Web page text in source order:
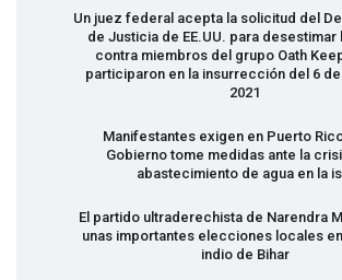
Un juez federal acepta la solicitud del
de Justicia de EE.UU. para desestimar
contra miembros del grupo Oath
participaron en la insurrección del 6
2021
Manifestantes exigen en Puerto
Gobierno tome medidas ante la
abastecimiento de agua en la
El partido ultraderechista de Narendra
unas importantes elecciones locales
indio de Bihar